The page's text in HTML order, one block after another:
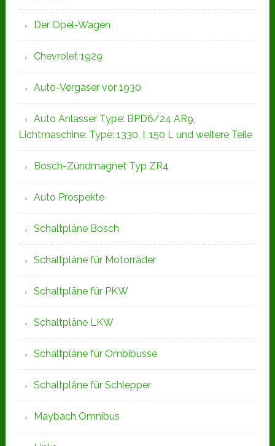
Der Opel-Wagen
Chevrolet 1929
Auto-Vergaser vor 1930
Auto Anlasser Type: BPD6/24 AR9,
Lichtmaschine: Type: 1330, I, 150 L und weitere Teile
Bosch-Zündmagnet Typ ZR4
Auto Prospekte
Schaltpläne Bosch
Schaltpläne für Motorräder
Schaltpläne für PKW
Schaltpläne LKW
Schaltpläne für Ombibusse
Schaltpläne für Schlepper
Maybach Omnibus